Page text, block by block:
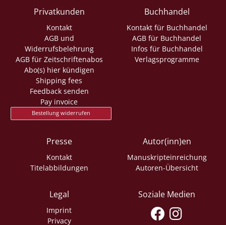
Privatkunden
Kontakt
AGB und
Widerrufsbelehrung
AGB für Zeitschriftenabos
Abo(s) hier kündigen
Shipping fees
Feedback senden
Pay invoice
Bestellung widerrufen
Buchhandel
Kontakt für Buchhandel
AGB für Buchhandel
Infos für Buchhandel
Verlagsprogramme
Presse
Kontakt
Titelabbildungen
Autor(inn)en
Manuskripteinreichung
Autoren-Übersicht
Legal
Imprint
Privacy
Soziale Medien